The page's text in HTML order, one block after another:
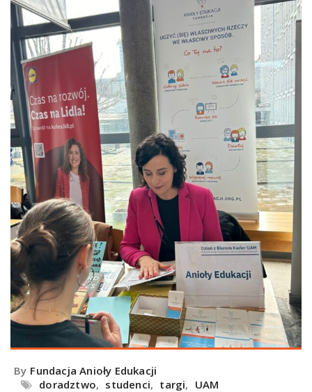
By Fundacja Anioły Edukacji
doradztwo, studenci, targi, UAM